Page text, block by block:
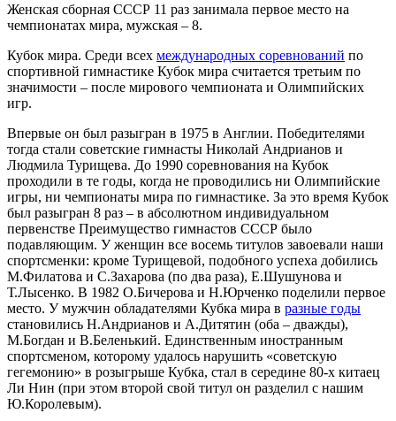
Женская сборная СССР 11 раз занимала первое место на
чемпионатах мира, мужская – 8.
Кубок мира. Среди всех международных соревнований по
спортивной гимнастике Кубок мира считается третьим по
значимости – после мирового чемпионата и Олимпийских
игр.
Впервые он был разыгран в 1975 в Англии. Победителями
тогда стали советские гимнасты Николай Андрианов и
Людмила Турищева. До 1990 соревнования на Кубок
проходили в те годы, когда не проводились ни Олимпийские
игры, ни чемпионаты мира по гимнастике. За это время Кубок
был разыгран 8 раз – в абсолютном индивидуальном
первенстве Преимущество гимнастов СССР было
подавляющим. У женщин все восемь титулов завоевали наши
спортсменки: кроме Турищевой, подобного успеха добились
М.Филатова и С.Захарова (по два раза), Е.Шушунова и
Т.Лысенко. В 1982 О.Бичерова и Н.Юрченко поделили первое
место. У мужчин обладателями Кубка мира в разные годы
становились Н.Андрианов и А.Дитятин (оба – дважды),
М.Богдан и В.Беленький. Единственным иностранным
спортсменом, которому удалось нарушить «советскую
гегемонию» в розыгрыше Кубка, стал в середине 80-х китаец
Ли Нин (при этом второй свой титул он разделил с нашим
Ю.Королевым).